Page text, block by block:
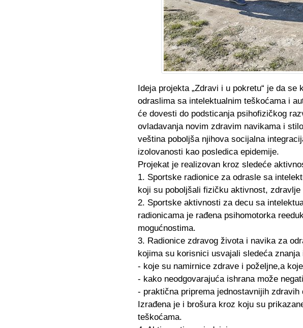
Ideja projekta „Zdravi i u pokretu“ je da
odraslima sa intelektualnim teškoćama i
će dovesti do podsticanja psihofizičkog
ovladavanja novim zdravim navikama i
veština poboljša njihova socijalna
izolovanosti kao posledica epidemije.
Projekat je realizovan kroz sledeće
1. Sportske radionice za odrasle sa
koji su poboljšali fizičku aktivnost, zdravlje
2. Sportske aktivnosti za decu sa
radionicama je rađena psihomotorka
mogućnostima.
3. Radionice zdravog života i navika za
kojima su korisnici usvajali sledeća znanja
- koje su namirnice zdrave i poželjne,a
- kako neodgovarajuća ishrana može
- praktična priprema jednostavnijih zdravih
Izrađena je i brošura kroz koju su
teškoćama.